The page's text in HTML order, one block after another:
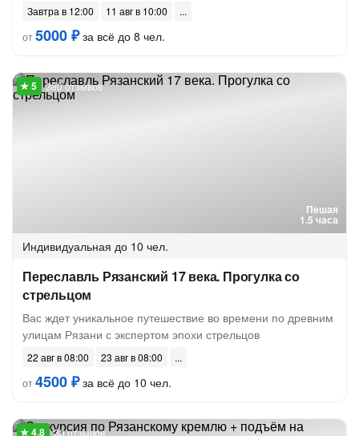
Завтра в 12:00
11 авг в 10:00
от5000 ₽за всё до 8 чел.
Пешая
1.5 часа
380 отзывов
Индивидуальная до 10 чел.
Переславль Рязанский 17 века. Прогулка со
стрельцом
Вас ждет уникальное путешествие во времени по древним
улицам Рязани с экспертом эпохи стрельцов
22 авг в 08:00
23 авг в 08:00
от4500 ₽за всё до 10 чел.
30 отзывов